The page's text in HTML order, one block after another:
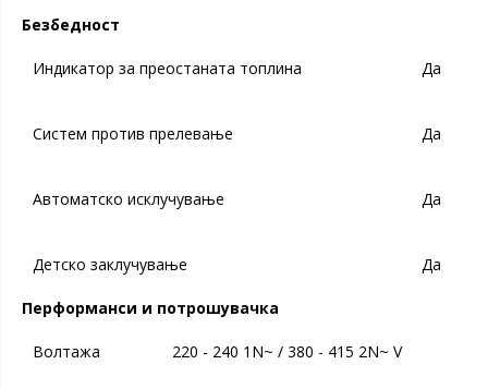
Безбедност
Индикатор за преостаната топлина Да
Систем против прелевање Да
Автоматско исклучување Да
Детско заклучување Да
Перформанси и потрошувачка
Волтажа 220 - 240 1N~ / 380 - 415 2N~ V